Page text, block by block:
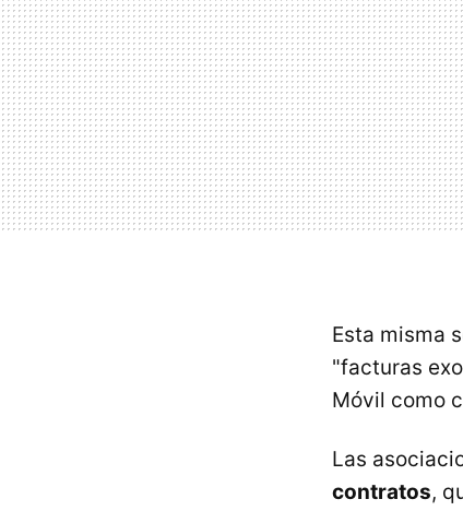
Esta misma
"facturas
Móvil como
Las
contratos,